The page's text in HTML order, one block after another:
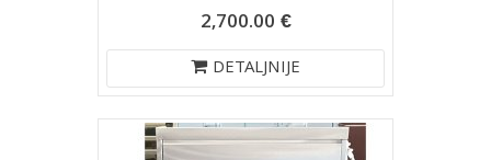
2,700.00 €
DETALJNIJE